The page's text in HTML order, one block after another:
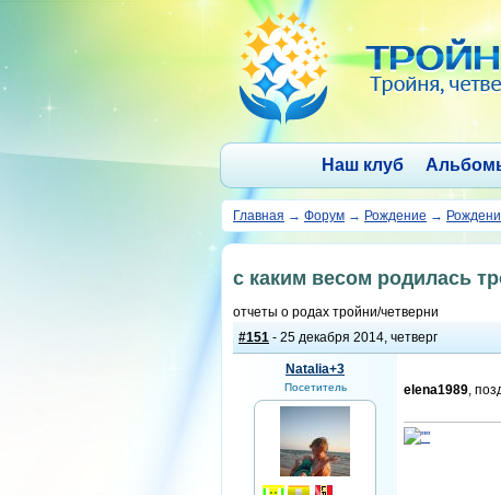
Наш клуб
Главная → Форум → Рождение →
с каким весом родилась
отчеты о родах тройни/четверни
#151 - 25 декабря 2014, четверг
Natalia+3
Посетитель elena1989,